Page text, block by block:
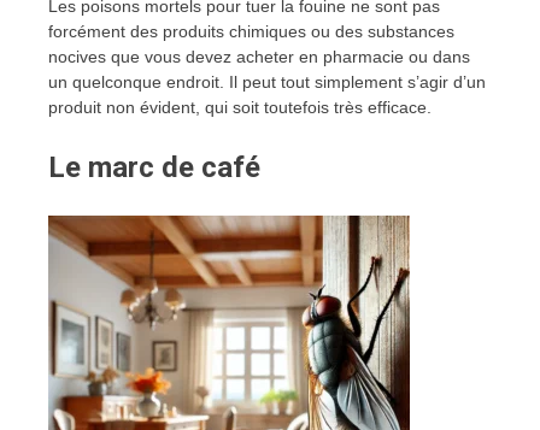
Les poisons mortels pour tuer la fouine ne sont pas
forcément des produits chimiques ou des substances
nocives que vous devez acheter en pharmacie ou dans
un quelconque endroit. Il peut tout simplement s’agir d’un
produit non évident, qui soit toutefois très efficace.
Le marc de café